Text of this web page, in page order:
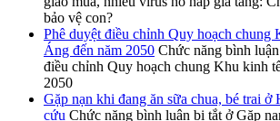
bảo vệ con?
Phê duyệt điều chỉnh Quy hoạch chung
Áng đến năm 2050 Chức năng bình
điều chỉnh Quy hoạch chung Khu kinh
2050
Gặp nạn khi đang ăn sữa chua, bé trai ở
cứu Chức năng bình luận bị tắt ở Gặp